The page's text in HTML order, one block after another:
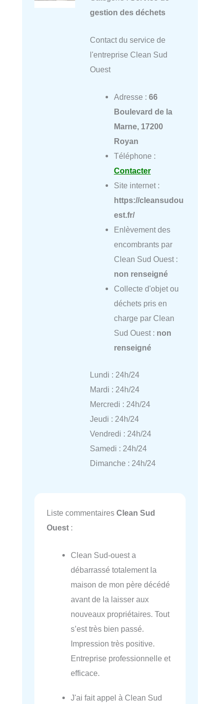
gestion des déchets
Contact du service de
l'entreprise Clean Sud
Ouest
Adresse : 66
Boulevard de la
Marne, 17200
Royan
Téléphone :
Contacter
Site internet :
https://cleansudou
est.fr/
Enlèvement des
encombrants par
Clean Sud Ouest :
non renseigné
Collecte d'objet ou
déchets pris en
charge par Clean
Sud Ouest : non
renseigné
Lundi : 24h/24
Mardi : 24h/24
Mercredi : 24h/24
Jeudi : 24h/24
Vendredi : 24h/24
Samedi : 24h/24
Dimanche : 24h/24
Liste commentaires Clean Sud
Ouest :
Clean Sud-ouest a
débarrassé totalement la
maison de mon père décédé
avant de la laisser aux
nouveaux propriétaires. Tout
s’est très bien passé.
Impression très positive.
Entreprise professionnelle et
efficace.
J'ai fait appel à Clean Sud